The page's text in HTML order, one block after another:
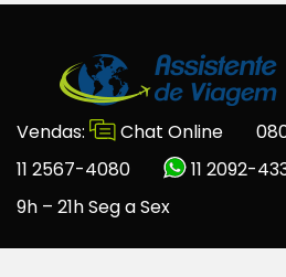
Vendas: Chat Online
11 2567-4080
11 2092-
9h – 21h Seg a Sex